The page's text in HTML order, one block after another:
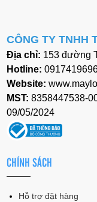
CÔNG TY TNHH
Địa chỉ: 153 đường
Hotline:
Website:
MST: 8358447538-
09/05/2024
CHÍNH SÁCH
Hỗ trợ đặt hàng